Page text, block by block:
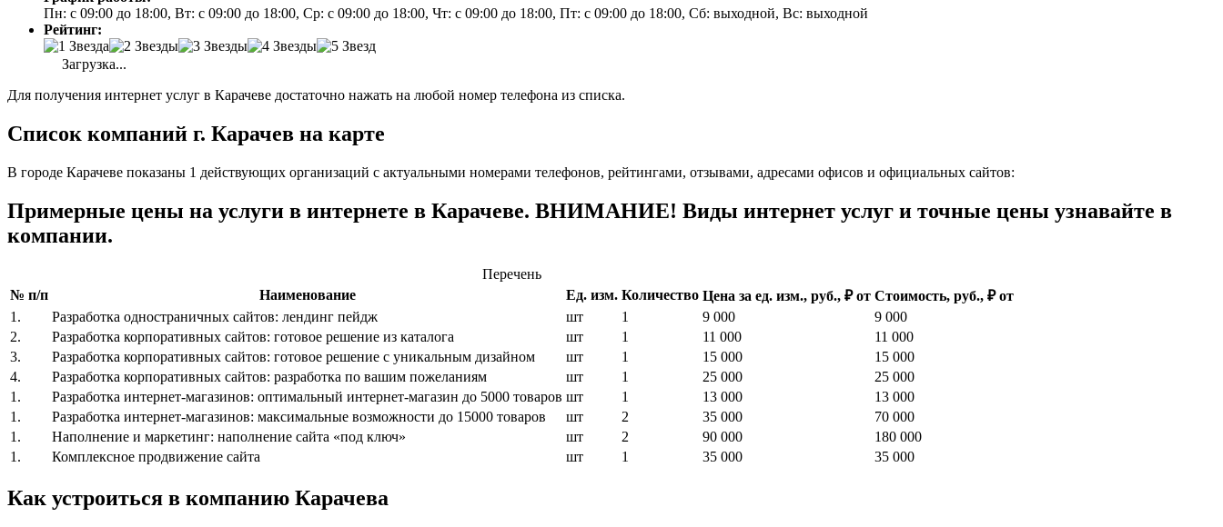
Пн: с 09:00 до 18:00, Вт: с 09:00 до 18:00, Ср: с 09:00 до 18:00, Чт: с 09:00 до 18:00, Пт: с 09:00 до 18:00, Сб: выходной, Вс: выходной
Рейтинг:
Загрузка...
Для получения интернет услуг в Карачеве достаточно нажать на любой номер телефона из списка.
Список компаний г. Карачев на карте
В городе Карачеве показаны 1 действующих организаций с актуальными номерами телефонов, рейтингами, отзывами, адресами офисов и официальных сайтов:
Примерные цены на услуги в интернете в Карачеве. ВНИМАНИЕ! Виды интернет услуг и точные цены узнавайте в
компании.
Перечень
№ п/п
Наименование Ед. изм. Количество Цена за ед. изм., руб., ₽ от Стоимость, руб., ₽ от
1.
Разработка одностраничных сайтов: лендинг пейдж шт 1 9 000
9 000
2.
Разработка корпоративных сайтов: готовое решение из каталога шт 1 11 000
11 000
3.
Разработка корпоративных сайтов: готовое решение с уникальным дизайном шт 1 15 000
15 000
4.
Разработка корпоративных сайтов: разработка по вашим пожеланиям шт 1 25 000
25 000
1.
Разработка интернет-магазинов: оптимальный интернет-магазин до 5000 товаров шт 1 13 000
13 000
1.
Разработка интернет-магазинов: максимальные возможности до 15000 товаров шт 2 35 000
70 000
1.
Наполнение и маркетинг: наполнение сайта «под ключ» шт 2 90 000
180 000
1.
Комплексное продвижение сайта шт 1 35 000 35 000
Как устроиться в компанию Карачева